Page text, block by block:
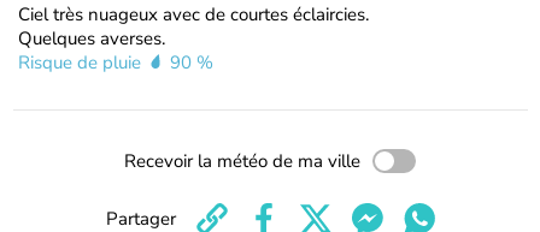
Ciel très nuageux avec de courtes éclaircies.
Quelques averses.
Risque de pluie
90 %
Recevoir la météo de ma ville
Partager